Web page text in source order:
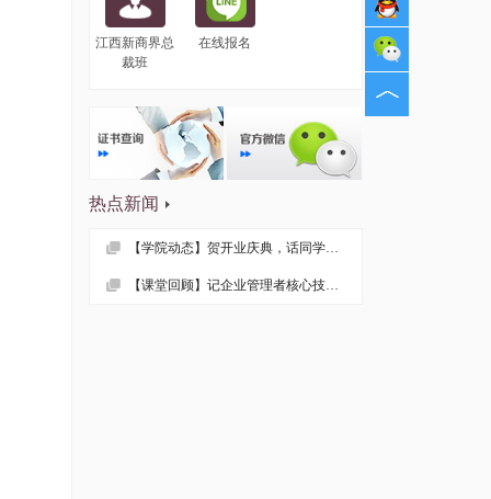
江西新商界总
裁班
在线报名
热点新闻
【学院动态】贺开业庆典，话同学情谊 —— 记江西财大EMBA总裁53班疫情后首次班级活动
【课堂回顾】记企业管理者核心技能课程——《领导力与自我修炼》